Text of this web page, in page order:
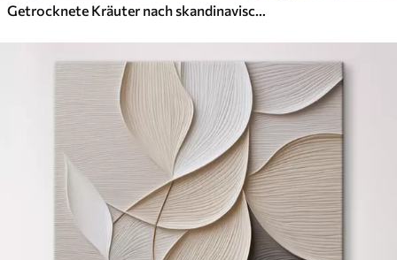
Getrocknete Kräuter nach skandinavischer Art